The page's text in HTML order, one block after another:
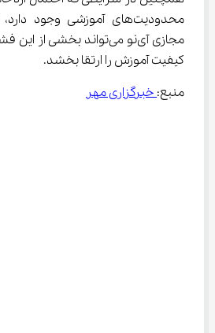
محدودیت‌های آموزشی وجود
مجازی آی‌نو می‌تواند بخشی
کیفیت آموزش را ارتقا بخشد.
منبع: خبرگزاری مهر